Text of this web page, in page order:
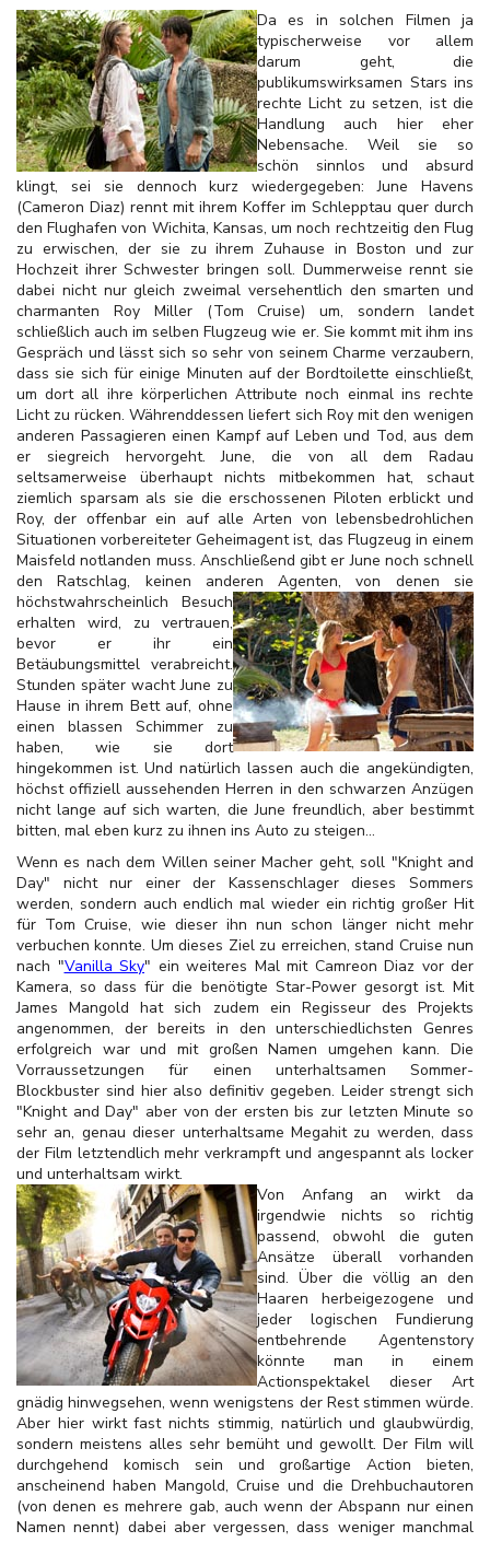
Da es in solchen Filmen ja
typischerweise vor allem
darum geht, die
publikumswirksamen Stars ins
rechte Licht zu setzen, ist die
Handlung auch hier eher
Nebensache. Weil sie so
schön sinnlos und absurd
klingt, sei sie dennoch kurz wiedergegeben: June Havens
(Cameron Diaz) rennt mit ihrem Koffer im Schlepptau quer durch
den Flughafen von Wichita, Kansas, um noch rechtzeitig den Flug
zu erwischen, der sie zu ihrem Zuhause in Boston und zur
Hochzeit ihrer Schwester bringen soll. Dummerweise rennt sie
dabei nicht nur gleich zweimal versehentlich den smarten und
charmanten Roy Miller (Tom Cruise) um, sondern landet
schließlich auch im selben Flugzeug wie er. Sie kommt mit ihm ins
Gespräch und lässt sich so sehr von seinem Charme verzaubern,
dass sie sich für einige Minuten auf der Bordtoilette einschließt,
um dort all ihre körperlichen Attribute noch einmal ins rechte
Licht zu rücken. Währenddessen liefert sich Roy mit den wenigen
anderen Passagieren einen Kampf auf Leben und Tod, aus dem
er siegreich hervorgeht. June, die von all dem Radau
seltsamerweise überhaupt nichts mitbekommen hat, schaut
ziemlich sparsam als sie die erschossenen Piloten erblickt und
Roy, der offenbar ein auf alle Arten von lebensbedrohlichen
Situationen vorbereiteter Geheimagent ist, das Flugzeug in einem
Maisfeld notlanden muss. Anschließend gibt er June noch schnell
den Ratschlag, keinen anderen Agenten, von denen sie
höchstwahrscheinlich Besuch
erhalten wird, zu vertrauen,
bevor er ihr ein
Betäubungsmittel verabreicht.
Stunden später wacht June zu
Hause in ihrem Bett auf, ohne
einen blassen Schimmer zu
haben, wie sie dort
hingekommen ist. Und natürlich lassen auch die angekündigten,
höchst offiziell aussehenden Herren in den schwarzen Anzügen
nicht lange auf sich warten, die June freundlich, aber bestimmt
bitten, mal eben kurz zu ihnen ins Auto zu steigen…
Wenn es nach dem Willen seiner Macher geht, soll "Knight and
Day" nicht nur einer der Kassenschlager dieses Sommers
werden, sondern auch endlich mal wieder ein richtig großer Hit
für Tom Cruise, wie dieser ihn nun schon länger nicht mehr
verbuchen konnte. Um dieses Ziel zu erreichen, stand Cruise nun
nach "Vanilla Sky" ein weiteres Mal mit Camreon Diaz vor der
Kamera, so dass für die benötigte Star-Power gesorgt ist. Mit
James Mangold hat sich zudem ein Regisseur des Projekts
angenommen, der bereits in den unterschiedlichsten Genres
erfolgreich war und mit großen Namen umgehen kann. Die
Vorraussetzungen für einen unterhaltsamen Sommer-
Blockbuster sind hier also definitiv gegeben. Leider strengt sich
"Knight and Day" aber von der ersten bis zur letzten Minute so
sehr an, genau dieser unterhaltsame Megahit zu werden, dass
der Film letztendlich mehr verkrampft und angespannt als locker
und unterhaltsam wirkt.
Von Anfang an wirkt da
irgendwie nichts so richtig
passend, obwohl die guten
Ansätze überall vorhanden
sind. Über die völlig an den
Haaren herbeigezogene und
jeder logischen Fundierung
entbehrende Agentenstory
könnte man in einem
Actionspektakel dieser Art
gnädig hinwegsehen, wenn wenigstens der Rest stimmen würde.
Aber hier wirkt fast nichts stimmig, natürlich und glaubwürdig,
sondern meistens alles sehr bemüht und gewollt. Der Film will
durchgehend komisch sein und großartige Action bieten,
anscheinend haben Mangold, Cruise und die Drehbuchautoren
(von denen es mehrere gab, auch wenn der Abspann nur einen
Namen nennt) dabei aber vergessen, dass weniger manchmal